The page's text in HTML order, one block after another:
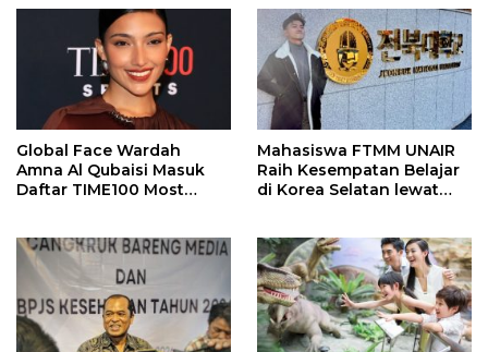
Global Face Wardah
Amna Al Qubaisi Masuk
Daftar TIME100 Most
Mahasiswa FTMM UNAIR
Raih Kesempatan Belajar
di Korea Selatan lewat